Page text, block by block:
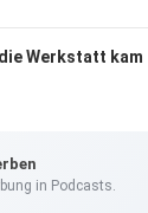
Werkstatt kam
in Podcasts.